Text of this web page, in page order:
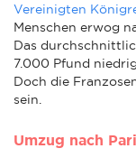
Vereinigten
Menschen erwog
Das
7.000 Pfund
Doch die
sein.
Umzug nach